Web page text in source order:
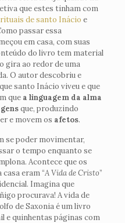
que estes tinham com
de santo Inácio e
passar essa
em casa, com suas
do livro tem material
gira ao redor de uma
O autor descobriu e
santo Inácio viveu e que
que a linguagem da alma
que, produzindo
e movem os afetos.
se poder movimentar,
o tempo enquanto se
Acontece que os
eram “A Vida de Cristo”
Imagina que
procurava! A vida de
de Saxonia é um livro
e quinhentas páginas com